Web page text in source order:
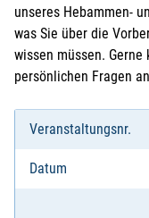
unseres Hebammen-
was Sie über die
wissen müssen.
persönlichen Fragen
Veranstaltungsnr.
Datum